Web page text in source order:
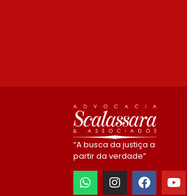
“A busca da justiça a
partir da verdade”